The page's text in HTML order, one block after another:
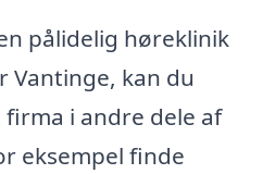
pålidelig høreklinik
kan du
i andre dele af
eksempel finde